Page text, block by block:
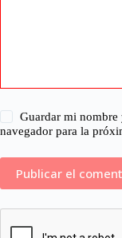
Guardar mi nombre
navegador para la